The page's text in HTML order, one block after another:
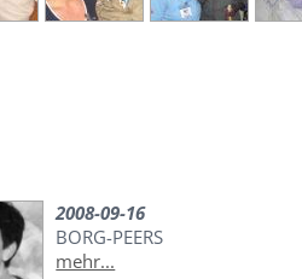
2008-09-16
BORG-PEERS
mehr...